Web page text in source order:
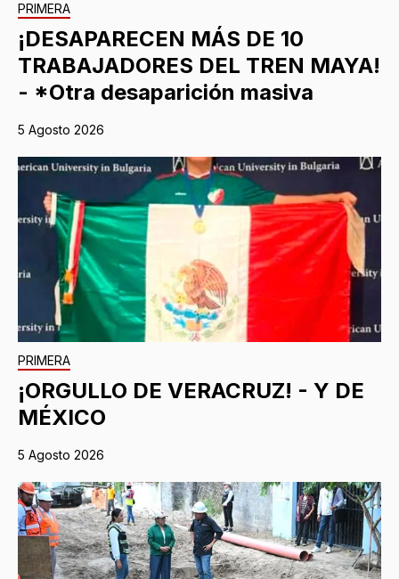
PRIMERA
¡DESAPARECEN MÁS DE 10
TRABAJADORES DEL TREN MAYA!
- *Otra desaparición masiva
5 Agosto 2026
PRIMERA
¡ORGULLO DE VERACRUZ! - Y DE
MÉXICO
5 Agosto 2026